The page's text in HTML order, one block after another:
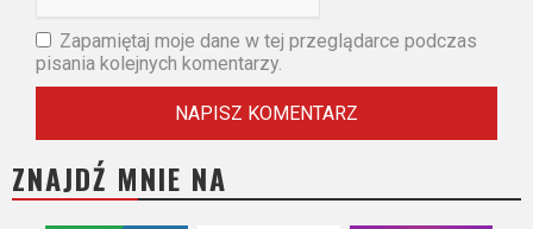
Zapamiętaj moje dane w tej przeglądarce podczas
pisania kolejnych komentarzy.
ZNAJDŹ MNIE NA